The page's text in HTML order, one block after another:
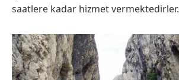
saatlere kadar hizmet vermektedirler.